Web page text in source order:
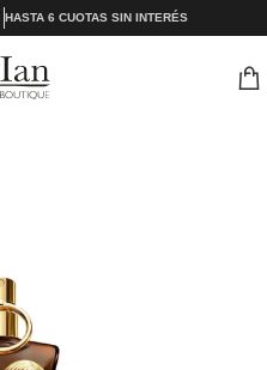
HASTA 6 CUOTAS SIN INTERÉS